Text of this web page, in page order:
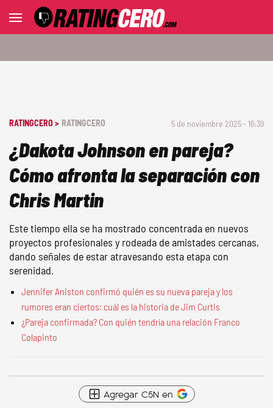
RATINGCERO > RATINGCERO 5 de noviembre 2025 - 16:39
¿Dakota Johnson en pareja?
Cómo afronta la separación con
Chris Martin
Este tiempo ella se ha mostrado concentrada en nuevos
proyectos profesionales y rodeada de amistades cercanas,
dando señales de estar atravesando esta etapa con
serenidad.
Jennifer Aniston confirmó quién es su nueva pareja y los
rumores eran ciertos: cuál es la historia de Jim Curtis
¿Pareja confirmada? Con quién tendría una relación Franco
Colapinto
Agregar C5N en